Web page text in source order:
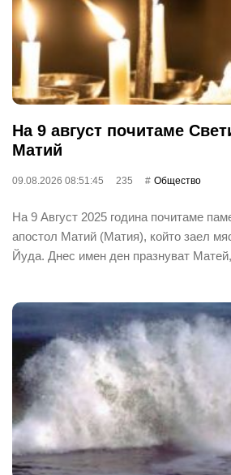
На 9 август почитаме
Матий
09.08.2026 08:51:45 235 Общество
На 9 Август 2025 година почитаме
апостол Матий (Матия), който заел
Йуда. Днес имен ден празнуват